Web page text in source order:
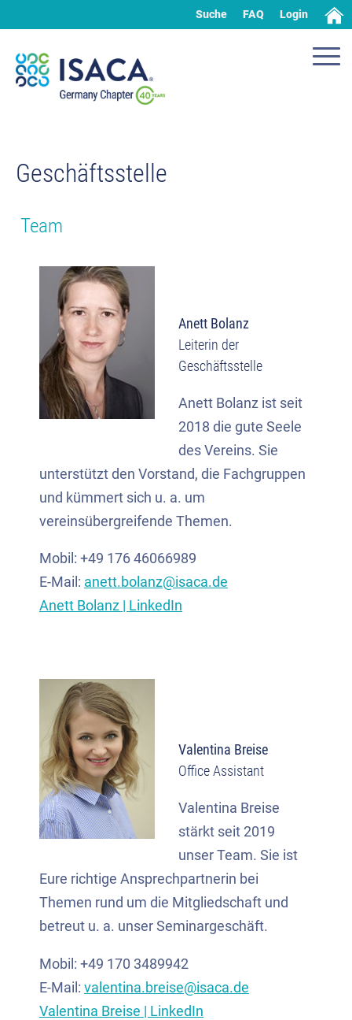
Suche FAQ Login
Geschäftsstelle
Team
Anett Bolanz
Leiterin der
Geschäftsstelle
Anett Bolanz ist seit
2018 die gute Seele
des Vereins. Sie
unterstützt den Vorstand, die Fachgruppen
und kümmert sich u. a. um
vereinsübergreifende Themen.
Mobil: +49 176 46066989
E-Mail: anett.bolanz@isaca.de
Anett Bolanz | LinkedIn
Valentina Breise
Office Assistant
Valentina Breise
stärkt seit 2019
unser Team. Sie ist
Eure richtige Ansprechpartnerin bei
Themen rund um die Mitgliedschaft und
betreut u. a. unser Seminargeschäft.
Mobil: +49 170 3489942
E-Mail: valentina.breise@isaca.de
Valentina Breise | LinkedIn